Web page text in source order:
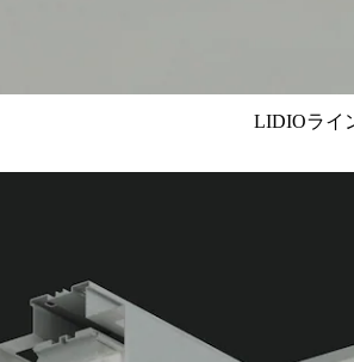
LIDIOライ